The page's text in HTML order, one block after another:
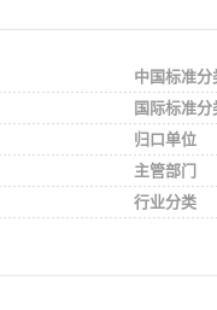
中国标准分
国际标准分
归口单位
主管部门
行业分类